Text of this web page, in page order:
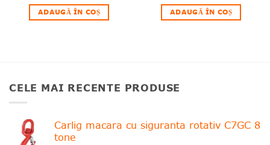
ADAUGĂ ÎN COȘ ADAUGĂ ÎN COȘ
CELE MAI RECENTE PRODUSE
Carlig macara cu siguranta rotativ C7GC 8
tone